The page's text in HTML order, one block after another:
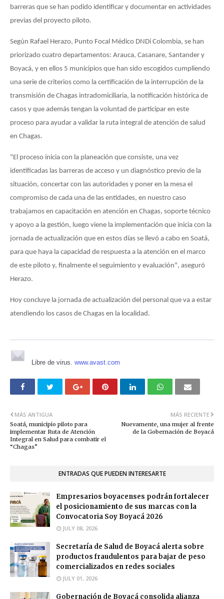
barreras que se han podido identificar y documentar en actividades
previas del proyecto piloto.
Según Rafael Herazo, Punto Focal Médico DNDi Colombia, se han
priorizado cuatro departamentos: Arauca, Casanare, Santander y
Boyacá, y en ellos 5 municipios que han sido escogidos cumpliendo
una serie de criterios como la certificación de la interrupción de la
transmisión de Chagas intradomiciliaria, la notificación histórica de
casos y que además tengan la voluntad de participar en este
proceso para ayudar a validar la ruta integral de atención de salud
en Chagas.
"El proceso inicia con la planeación que consiste, una vez
identificadas las barreras de acceso y un diagnóstico previo de la
situación, concertar con las autoridades y poner en la mesa el
compromiso de cada una de las entidades, en nuestro caso
trabajamos en capacitación en atención en Chagas, soporte técnico
y apoyo a la gestión, luego viene la implementación que inicia con la
jornada de actualización que en estos días se llevó a cabo en Soatá,
para que haya la capacidad de respuesta a la atención en el marco
de este piloto y, finalmente el seguimiento y evaluación", aseguró
Herazo.
Hoy concluye la jornada de actualización del personal que va a estar
atendiendo los casos de Chagas en la localidad.
Libre de virus. www.avast.com
MÁS RECIENTE
Nuevamente, una mujer al frente
de la Gobernación de Boyacá
MÁS ANTIGUA
Soatá, municipio piloto para
implementar Ruta de Atención
Integral en Salud para combatir el
“Chagas”
ENTRADAS QUE PUEDEN INTERESARTE
Empresarios boyacenses podrán fortalecer
el posicionamiento de sus marcas con la
Convocatoria Soy Boyacá 2026
JULY 08, 2026
Secretaría de Salud de Boyacá alerta sobre
productos fraudulentos para bajar de peso
comercializados en redes sociales
JULY 01, 2026
Gobernación de Boyacá consolida alianza